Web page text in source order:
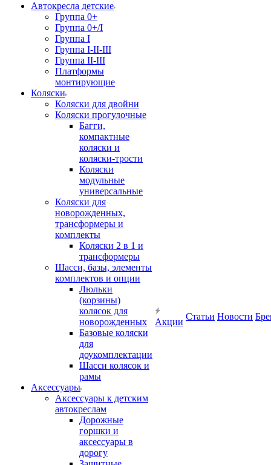
Автокресла детские
Группа 0+
Группа 0+/I
Группа I
Группа I-II-III
Группа II-III
Платформы
монтирующие
Коляски
Коляски для двойни
Коляски прогулочные
Багги,
компактные
коляски и
коляски-трости
Коляски
модульные
универсальные
Коляски для
новорожденных,
трансформеры и
комплекты
Коляски 2 в 1 и
трансформеры
Шасси, базы, элементы
комплектов и опции
Люльки
(корзины)
колясок для
новорожденных
Базовые коляски
для
доукомплектации
Шасси колясок и
рамы
Аксессуары
Аксессуары к детским
автокреслам
Дорожные
горшки и
аксессуары в
дорогу
Акции
Статьи Новости